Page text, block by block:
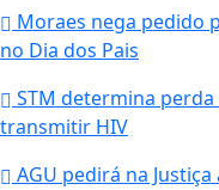
Moraes nega pedido
no Dia dos Pais
STM determina
transmitir HIV
AGU pedirá na